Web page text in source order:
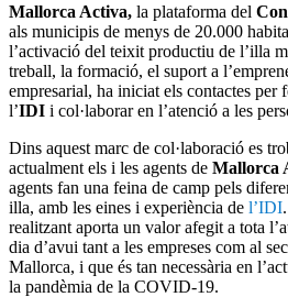
Mallorca Activa, la plataforma del
als municipis de menys de 20.000
l’activació del teixit productiu de l’illa
treball, la formació, el suport a
empresarial, ha iniciat els contactes per
l’IDI i col·laborar en l’atenció a les
Dins aquest marc de col·laboració es
actualment els i les agents de Mallorca
agents fan una feina de camp pels
illa, amb les eines i experiència de l’IDI
realitzant aporta un valor afegit a tota
dia d’avui tant a les empreses com al
Mallorca, i que és tan necessària en
la pandèmia de la COVID-19.